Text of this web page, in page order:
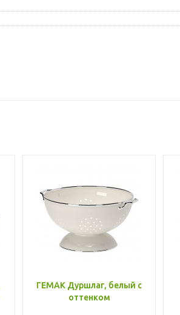
ГЕМАК Дуршлаг, белый с
оттенком